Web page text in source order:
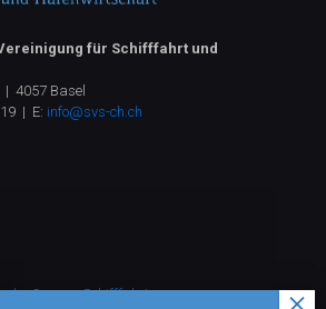
für Schifffahrt und
4057 Basel
| E: info@svs-ch.ch
Gruppe Schifffahrt